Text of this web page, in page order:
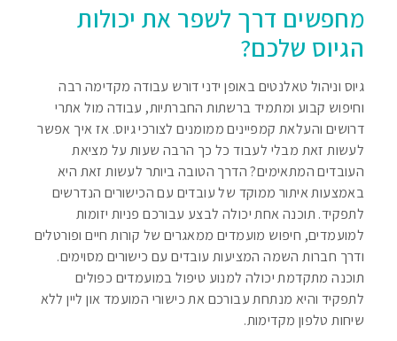
מחפשים דרך לשפר את יכולות
הגיוס שלכם?
גיוס וניהול טאלנטים באופן ידני דורש עבודה מקדימה רבה
וחיפוש קבוע ומתמיד ברשתות החברתיות, עבודה מול אתרי
דרושים והעלאת קמפיינים ממומנים לצורכי גיוס. אז איך אפשר
לעשות זאת מבלי לעבוד כל כך הרבה שעות על מציאת
העובדים המתאימים? הדרך הטובה ביותר לעשות זאת היא
באמצעות איתור ממוקד של עובדים עם הכישורים הנדרשים
לתפקיד. תוכנה אחת יכולה לבצע עבורכם פניות יזומות
למועמדים, חיפוש מועמדים ממאגרים של קורות חיים ופורטלים
ודרך חברות השמה המציעות עובדים עם כישורים מסוימים.
תוכנה מתקדמת יכולה למנוע טיפול במועמדים כפולים
לתפקיד והיא מנתחת עבורכם את כישורי המועמד און ליין ללא
שיחות טלפון מקדימות.